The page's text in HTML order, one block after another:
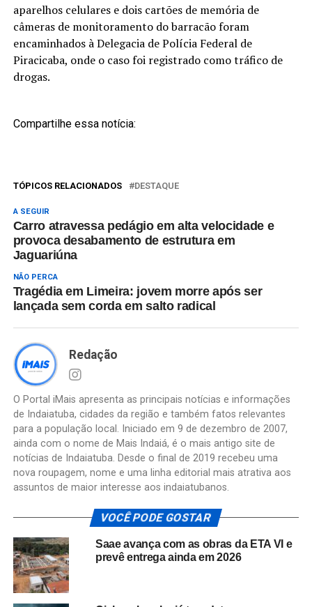
aparelhos celulares e dois cartões de memória de
câmeras de monitoramento do barracão foram
encaminhados à Delegacia de Polícia Federal de
Piracicaba, onde o caso foi registrado como tráfico de
drogas.
Compartilhe essa notícia:
TÓPICOS RELACIONADOS DESTAQUE
A SEGUIR
Carro atravessa pedágio em alta velocidade e
provoca desabamento de estrutura em
Jaguariúna
NÃO PERCA
Tragédia em Limeira: jovem morre após ser
lançada sem corda em salto radical
Redação
O Portal iMais apresenta as principais notícias e informações
de Indaiatuba, cidades da região e também fatos relevantes
para a população local. Iniciado em 9 de dezembro de 2007,
ainda com o nome de Mais Indaiá, é o mais antigo site de
notícias de Indaiatuba. Desde o final de 2019 recebeu uma
nova roupagem, nome e uma linha editorial mais atrativa aos
assuntos de maior interesse aos indaiatubanos.
VOCÊ PODE GOSTAR
Saae avança com as obras da ETA VI e
prevê entrega ainda em 2026